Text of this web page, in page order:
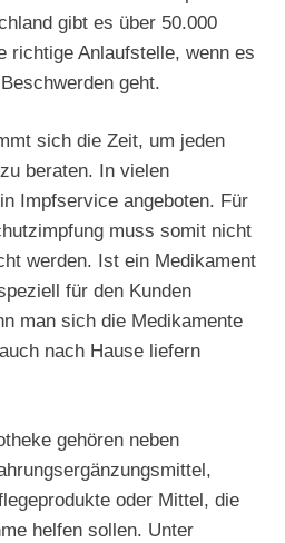
gibt es über 50.000
richtige Anlaufstelle, wenn es
geht.
sich die Zeit, um jeden
beraten. In vielen
Impfservice angeboten. Für
muss somit nicht
werden. Ist ein Medikament
für den Kunden
man sich die Medikamente
nach Hause liefern
gehören neben
oder Mittel, die
helfen sollen. Unter